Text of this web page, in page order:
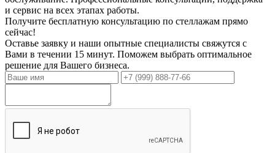
и сервис на всех этапах работы.
Получите бесплатную консультацию по стеллажам прямо
сейчас!
Оставье заявку и наши опытные специалисты свяжутся с
Вами в течении 15 минут. Поможем выбрать оптимальное
решение для Вашего бизнеса.